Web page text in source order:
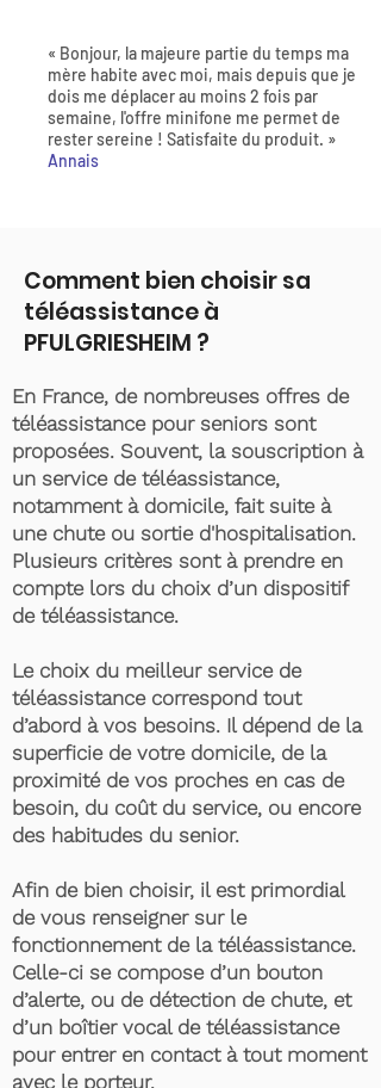
« Bonjour, la majeure partie du temps ma
mère habite avec moi, mais depuis que je
dois me déplacer au moins 2 fois par
semaine, l'offre minifone me permet de
rester sereine ! Satisfaite du produit. »
Annais
Comment bien choisir sa
téléassistance à
PFULGRIESHEIM ?
En France, de nombreuses offres de
téléassistance pour seniors sont
proposées. Souvent, la souscription à
un service de téléassistance,
notamment à domicile, fait suite à
une chute ou sortie d'hospitalisation.
Plusieurs critères sont à prendre en
compte lors du choix d’un dispositif
de téléassistance.
Le choix du meilleur service de
téléassistance correspond tout
d’abord à vos besoins. Il dépend de la
superficie de votre domicile, de la
proximité de vos proches en cas de
besoin, du coût du service, ou encore
des habitudes du senior.
Afin de bien choisir, il est primordial
de vous renseigner sur le
fonctionnement de la téléassistance.
Celle-ci se compose d’un bouton
d’alerte, ou de détection de chute, et
d’un boîtier vocal de téléassistance
pour entrer en contact à tout moment
avec le porteur.